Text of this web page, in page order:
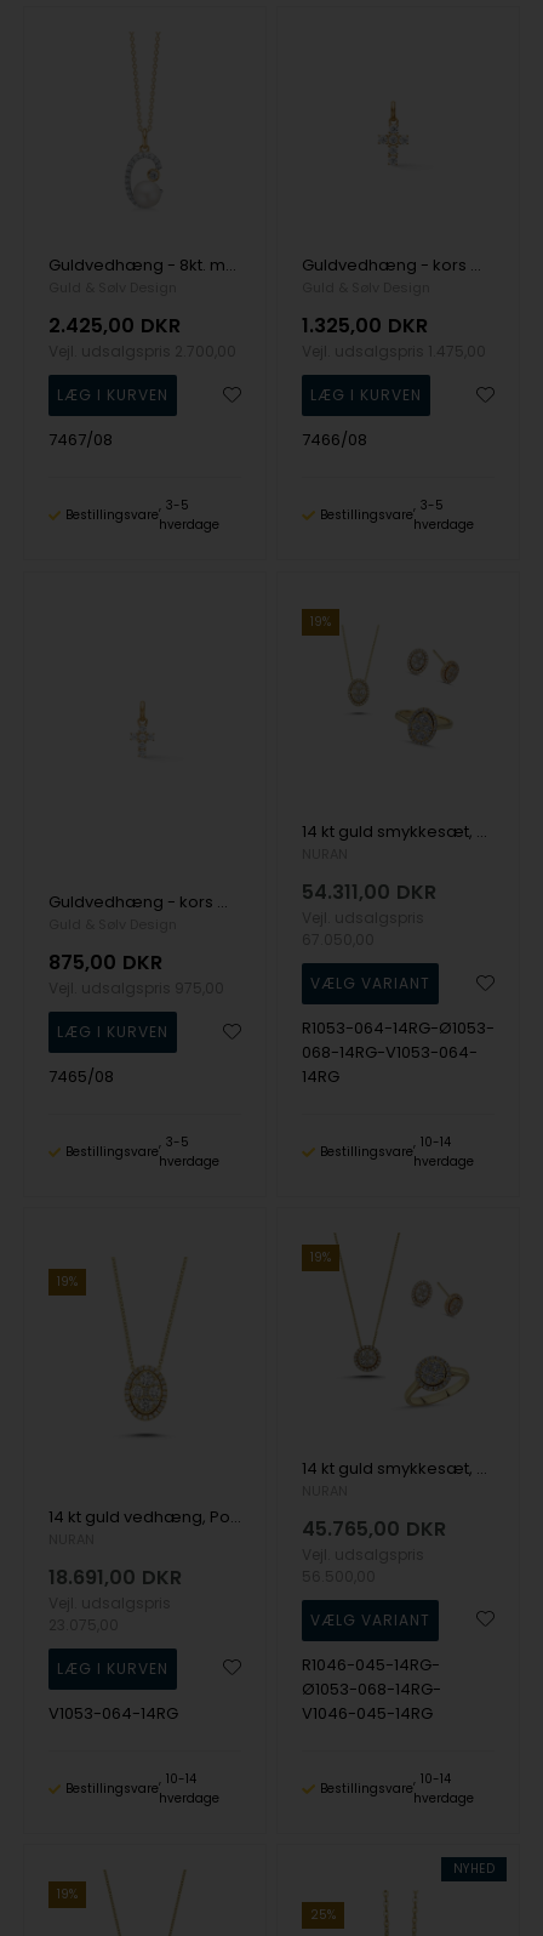
Guldvedhæng - 8kt. med perle, cz og kæde
2.425,00 DKR
7467/08
Bestillingsvare
3-5
hverdage
Guldvedhæng - kors med zirkonia - 8 kt.
1.325,00 DKR
7466/08
Bestillingsvare
3-5
hverdage
Guldvedhæng - kors med zirkonia - 8 kt.
875,00 DKR
7465/08
Bestillingsvare
3-5
hverdage
19%
14 kt guld smykkesæt, Posh serien fra Nuran med ialt 1,96 ct diamanter
54.311,00 DKR
R1053-064-14RG-Ø1053-
068-14RG-V1053-064-
14RG
Bestillingsvare
10-14
hverdage
19%
14 kt guld vedhæng, Posh serien fra Nuran med ialt 0,64 ct diamanter
18.691,00 DKR
V1053-064-14RG
Bestillingsvare
10-14
hverdage
19%
14 kt guld smykkesæt, Posh serien fra Nuran med ialt 1,12 ct diamanter
45.765,00 DKR
R1046-045-14RG-
Ø1053-068-14RG-
V1046-045-14RG
Bestillingsvare
10-14
hverdage
19%
NYHED
25%